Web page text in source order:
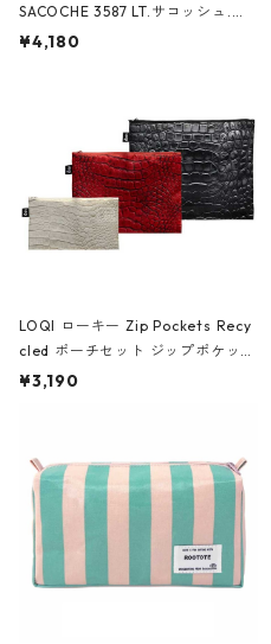
SACOCHE 3587 LT.サコッシュ.ル
ミエ-B ショルダーバッグ グロスピ
¥4,180
LOQI ローキー Zip Pockets Recy
cled ポーチセット ジップポケット
ファスナーポーチ 撥水加工 トラベ
ーガンディー、オフホワイト
¥3,190